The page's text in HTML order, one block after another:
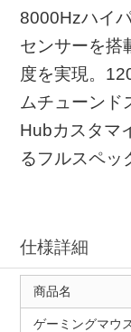
8000Hzハイ
センサーを搭
度を実現。
ムチューンド
Hubカスタマ
るフルスペッ
仕様詳細
商品名
ゲーミングマウ